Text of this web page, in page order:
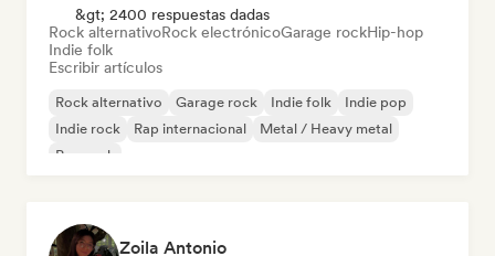
&gt; 2400 respuestas dadas
Rock alternativoRock electrónicoGarage rockHip-hop
Indie folk
Escribir artículos
Rock alternativo Garage rock Indie folk
Indie pop
Indie rock
Rap internacional
Metal / Heavy metal
Pop rock
Zoila Antonio